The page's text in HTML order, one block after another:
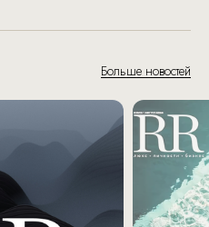
Больше новостей